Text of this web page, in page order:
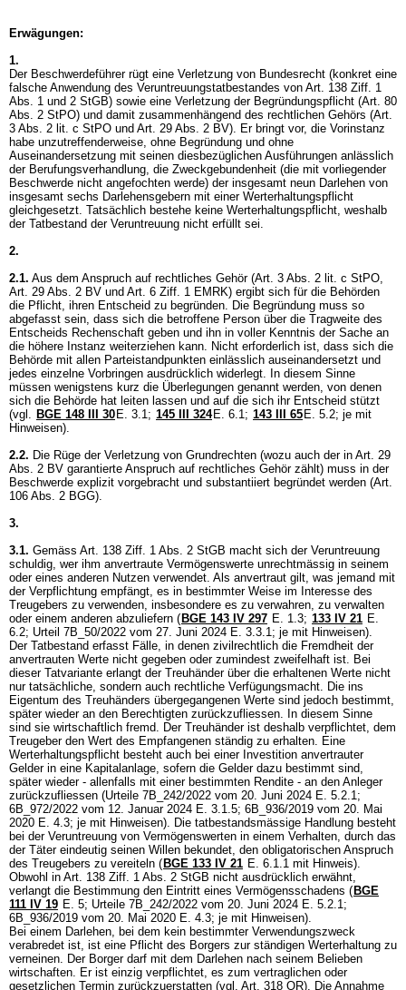
Erwägungen:
1.
Der Beschwerdeführer rügt eine Verletzung von Bundesrecht (konkret eine
falsche Anwendung des Veruntreuungstatbestandes von Art. 138 Ziff. 1
Abs. 1 und 2 StGB) sowie eine Verletzung der Begründungspflicht (Art. 80
Abs. 2 StPO) und damit zusammenhängend des rechtlichen Gehörs (Art.
3 Abs. 2 lit. c StPO und Art. 29 Abs. 2 BV). Er bringt vor, die Vorinstanz
habe unzutreffenderweise, ohne Begründung und ohne
Auseinandersetzung mit seinen diesbezüglichen Ausführungen anlässlich
der Berufungsverhandlung, die Zweckgebundenheit (die mit vorliegender
Beschwerde nicht angefochten werde) der insgesamt neun Darlehen von
insgesamt sechs Darlehensgebern mit einer Werterhaltungspflicht
gleichgesetzt. Tatsächlich bestehe keine Werterhaltungspflicht, weshalb
der Tatbestand der Veruntreuung nicht erfüllt sei.
2.
2.1. Aus dem Anspruch auf rechtliches Gehör (Art. 3 Abs. 2 lit. c StPO,
Art. 29 Abs. 2 BV und Art. 6 Ziff. 1 EMRK) ergibt sich für die Behörden
die Pflicht, ihren Entscheid zu begründen. Die Begründung muss so
abgefasst sein, dass sich die betroffene Person über die Tragweite des
Entscheids Rechenschaft geben und ihn in voller Kenntnis der Sache an
die höhere Instanz weiterziehen kann. Nicht erforderlich ist, dass sich die
Behörde mit allen Parteistandpunkten einlässlich auseinandersetzt und
jedes einzelne Vorbringen ausdrücklich widerlegt. In diesem Sinne
müssen wenigstens kurz die Überlegungen genannt werden, von denen
sich die Behörde hat leiten lassen und auf die sich ihr Entscheid stützt
(vgl. BGE 148 III 30 E. 3.1; 145 III 324 E. 6.1; 143 III 65 E. 5.2; je mit
Hinweisen).
2.2. Die Rüge der Verletzung von Grundrechten (wozu auch der in Art. 29
Abs. 2 BV garantierte Anspruch auf rechtliches Gehör zählt) muss in der
Beschwerde explizit vorgebracht und substantiiert begründet werden (Art.
106 Abs. 2 BGG).
3.
3.1. Gemäss Art. 138 Ziff. 1 Abs. 2 StGB macht sich der Veruntreuung
schuldig, wer ihm anvertraute Vermögenswerte unrechtmässig in seinem
oder eines anderen Nutzen verwendet. Als anvertraut gilt, was jemand mit
der Verpflichtung empfängt, es in bestimmter Weise im Interesse des
Treugebers zu verwenden, insbesondere es zu verwahren, zu verwalten
oder einem anderen abzuliefern ( BGE 143 IV 297 E. 1.3; 133 IV 21 E.
6.2; Urteil 7B_50/2022 vom 27. Juni 2024 E. 3.3.1; je mit Hinweisen).
Der Tatbestand erfasst Fälle, in denen zivilrechtlich die Fremdheit der
anvertrauten Werte nicht gegeben oder zumindest zweifelhaft ist. Bei
dieser Tatvariante erlangt der Treuhänder über die erhaltenen Werte nicht
nur tatsächliche, sondern auch rechtliche Verfügungsmacht. Die ins
Eigentum des Treuhänders übergegangenen Werte sind jedoch bestimmt,
später wieder an den Berechtigten zurückzufliessen. In diesem Sinne
sind sie wirtschaftlich fremd. Der Treuhänder ist deshalb verpflichtet, dem
Treugeber den Wert des Empfangenen ständig zu erhalten. Eine
Werterhaltungspflicht besteht auch bei einer Investition anvertrauter
Gelder in eine Kapitalanlage, sofern die Gelder dazu bestimmt sind,
später wieder - allenfalls mit einer bestimmten Rendite - an den Anleger
zurückzufliessen (Urteile 7B_242/2022 vom 20. Juni 2024 E. 5.2.1;
6B_972/2022 vom 12. Januar 2024 E. 3.1.5; 6B_936/2019 vom 20. Mai
2020 E. 4.3; je mit Hinweisen). Die tatbestandsmässige Handlung besteht
bei der Veruntreuung von Vermögenswerten in einem Verhalten, durch das
der Täter eindeutig seinen Willen bekundet, den obligatorischen Anspruch
des Treugebers zu vereiteln ( BGE 133 IV 21 E. 6.1.1 mit Hinweis).
Obwohl in Art. 138 Ziff. 1 Abs. 2 StGB nicht ausdrücklich erwähnt,
verlangt die Bestimmung den Eintritt eines Vermögensschadens ( BGE
111 IV 19 E. 5; Urteile 7B_242/2022 vom 20. Juni 2024 E. 5.2.1;
6B_936/2019 vom 20. Mai 2020 E. 4.3; je mit Hinweisen).
Bei einem Darlehen, bei dem kein bestimmter Verwendungszweck
verabredet ist, ist eine Pflicht des Borgers zur ständigen Werterhaltung zu
verneinen. Der Borger darf mit dem Darlehen nach seinem Belieben
wirtschaften. Er ist einzig verpflichtet, es zum vertraglichen oder
gesetzlichen Termin zurückzuerstatten (vgl. Art. 318 OR). Die Annahme